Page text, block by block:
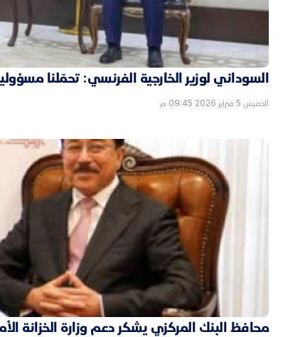
السوداني لوزير الخارجية الفرنسي: تحمّلنا
الخميس 5 فبراير 2026 09:45 م
محافظ البنك المركزي يشكر دعم وزارة الخزانة